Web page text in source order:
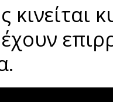
κινείται